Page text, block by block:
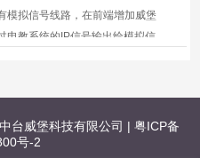
模拟信号线路，在前端增加威堡
电教系统的IP信号输出给模拟信
台威堡科技有限公司 | 粤ICP备
号-2